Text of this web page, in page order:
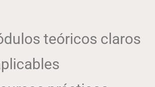
teóricos claros